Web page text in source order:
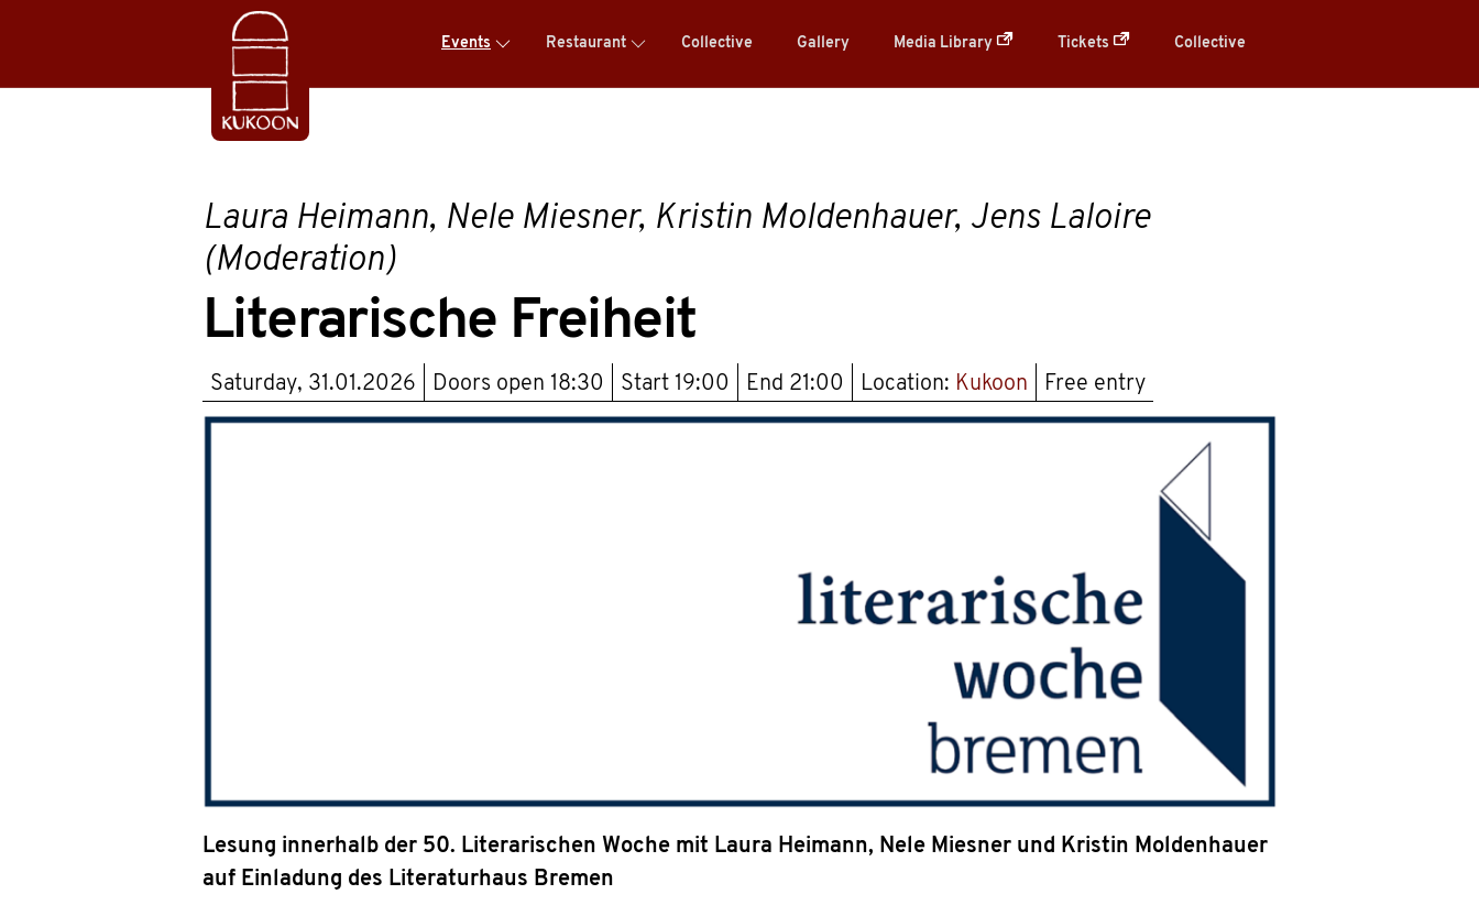
Events Restaurant Collective Gallery Media Library Tickets Collective
Laura Heimann, Nele Miesner, Kristin Moldenhauer, Jens Laloire
(Moderation)
Literarische Freiheit
Saturday, 31.01.2026 Doors open 18:30 Start 19:00 End 21:00 Location: Kukoon Free entry
Lesung innerhalb der 50. Literarischen Woche mit Laura Heimann, Nele Miesner und Kristin Moldenhauer
auf Einladung des Literaturhaus Bremen